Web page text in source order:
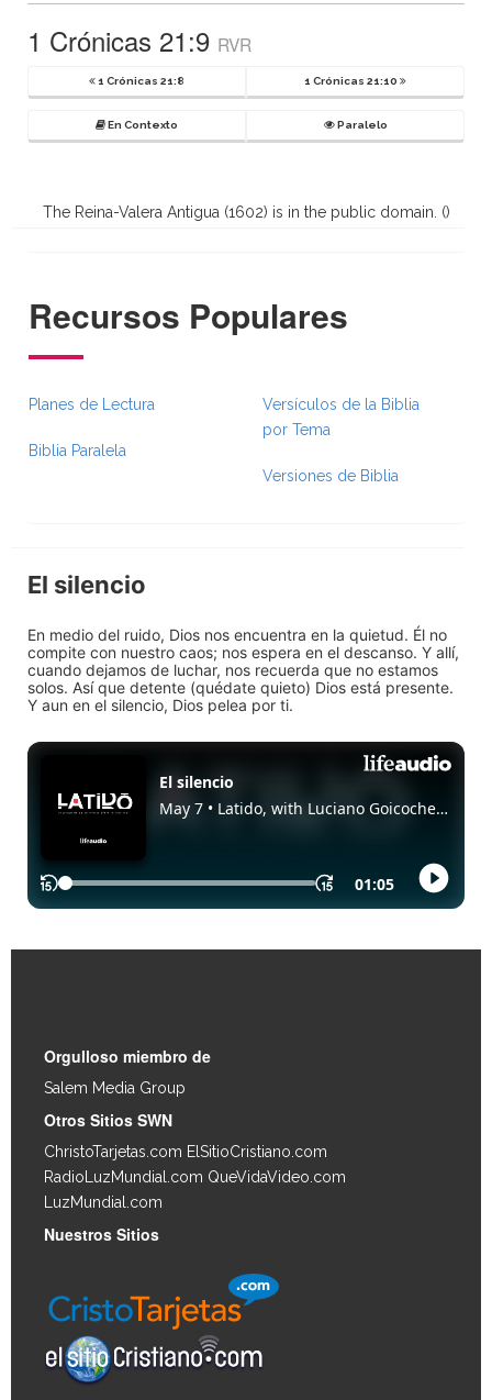
1 Crónicas 21:9 RVR
1 Crónicas 21:8 1 Crónicas 21:10
En Contexto Paralelo
The Reina-Valera Antigua (1602) is in the public domain. ()
Recursos Populares
Planes de Lectura
Biblia Paralela
Versículos de la Biblia
por Tema
Versiones de Biblia
El silencio
En medio del ruido, Dios nos encuentra en la quietud. Él no
compite con nuestro caos; nos espera en el descanso. Y allí,
cuando dejamos de luchar, nos recuerda que no estamos
solos. Así que detente (quédate quieto) Dios está presente.
Y aun en el silencio, Dios pelea por ti.
Orgulloso miembro de
Salem Media Group
Otros Sitios SWN
ChristoTarjetas.com ElSitioCristiano.com
RadioLuzMundial.com QueVidaVideo.com
LuzMundial.com
Nuestros Sitios